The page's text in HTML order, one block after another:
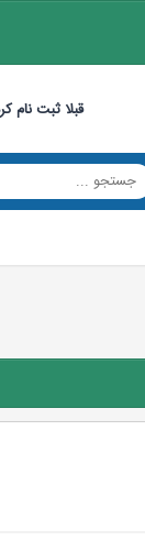
قبلا ثبت نام